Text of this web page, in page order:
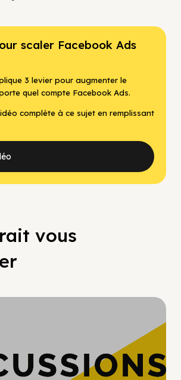
scaler Facebook Ads
3 levier pour augmenter le
quel compte Facebook Ads.
complète à ce sujet en remplissant
vous